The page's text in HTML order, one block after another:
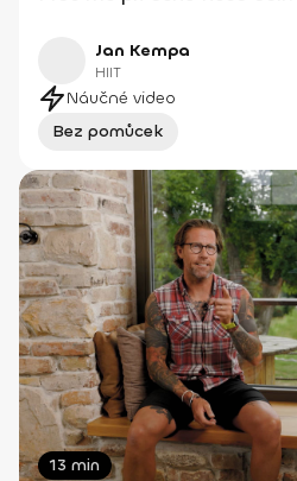
Jan Kempa
HIIT
Náučné video
Bez pomůcek
13 min